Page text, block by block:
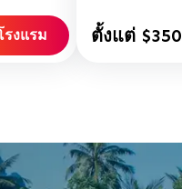
งแรม ตั้งแต่ $350